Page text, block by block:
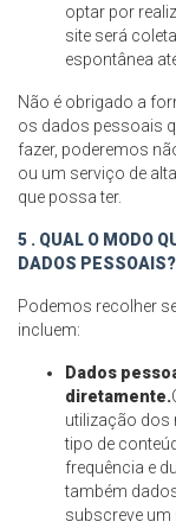
optar por
site será
espontânea
Não é obrigado a
os dados pessoais
fazer, poderemos
ou um serviço de
que possa ter.
5 . QUAL O MODO
DADOS PESSOAIS?
Podemos recolher
incluem:
Dados
diretamente.
utilização
tipo de
frequência e
também
subscreve um